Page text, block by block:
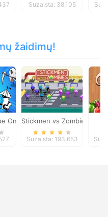
Suzaista: 38,105
žaidimų!
OnlineStickmen vs Zombies
Suzaista: 193,653